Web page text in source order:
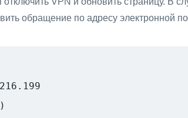
обращение по адресу электронной